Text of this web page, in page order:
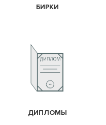
БИРКИ
ДИПЛОМЫ